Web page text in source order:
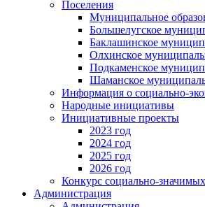
Поселения
Муниципальное
Большелугское
Баклашинское
Олхинское
Подкаменское
Шаманское
Информация о социально-
Народные инициативы
Инициативные проекты
2023 год
2024 год
2025 год
2026 год
Конкурс социально-
Администрация